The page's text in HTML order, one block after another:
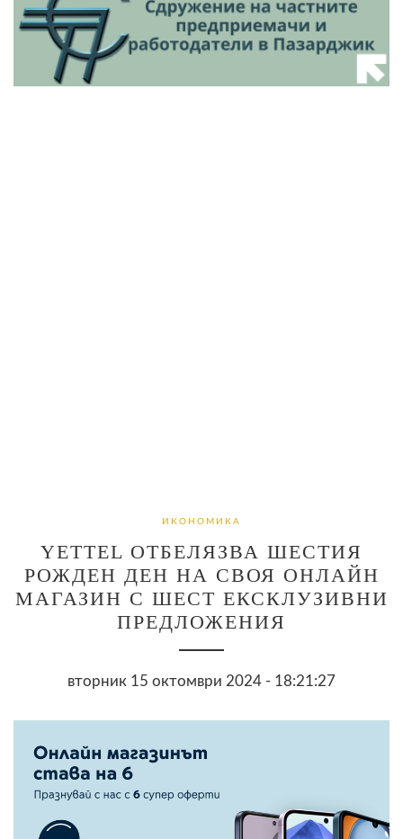
ИКОНОМИКА
YETTEL ОТБЕЛЯЗВА ШЕСТИЯ
РОЖДЕН ДЕН НА СВОЯ ОНЛАЙН
МАГАЗИН С ШЕСТ ЕКСКЛУЗИВНИ
ПРЕДЛОЖЕНИЯ
вторник 15 октомври 2024 - 18:21:27